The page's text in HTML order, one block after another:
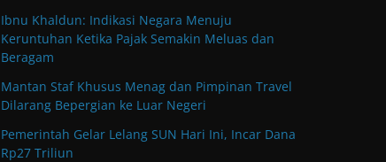
Ibnu Khaldun: Indikasi Negara Menuju
Keruntuhan Ketika Pajak Semakin Meluas dan
Beragam
Mantan Staf Khusus Menag dan Pimpinan Travel
Dilarang Bepergian ke Luar Negeri
Pemerintah Gelar Lelang SUN Hari Ini, Incar Dana
Rp27 Triliun